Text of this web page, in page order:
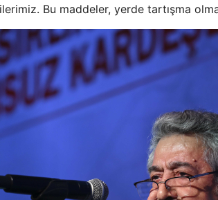
Bu maddeler, yerde tartışma